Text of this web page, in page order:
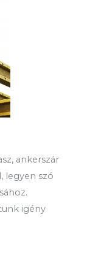
ankerszár
legyen szó
igény